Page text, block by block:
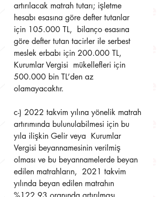
artırılacak matrah tutarı; işletme
hesabı esasına göre defter tutanlar
için 105.000 TL,  bilanço esasına
göre defter tutan tacirler ile serbest
meslek erbabı için 200.000 TL,
Kurumlar Vergisi  mükellefleri için
500.000 bin TL’den az
olamayacaktır.
c-) 2022 takvim yılına yönelik matrah
artırımında bulunulabilmesi için bu
yıla ilişkin Gelir veya  Kurumlar
Vergisi beyannamesinin verilmiş
olması ve bu beyannamelerde beyan
edilen matrahların,  2021 takvim
yılında beyan edilen matrahın